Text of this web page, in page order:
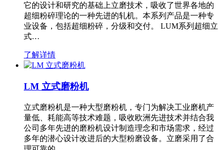
它的设计和研究的基础上立磨技术，吸收了世界各地的
超细粉碎理论的一种先进的轧机。本系列产品是一种专
业设备，包括超细粉碎，分级和交付。 LUM系列超细立
式…
了解详情
LM 立式磨粉机
立式磨粉机是一种大型磨粉机，专门为解决工业磨机产
量低、耗能高等技术难题，吸收欧洲先进技术并结合我
公司多年先进的磨粉机设计制造理念和市场需求，经过
多年的潜心设计改进后的大型粉磨设备。立磨采用了合